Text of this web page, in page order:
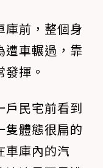
庫前，整個身
遭車輾過，靠
揮。
戶民宅前看到
隻體態很扁的
車庫內的汽